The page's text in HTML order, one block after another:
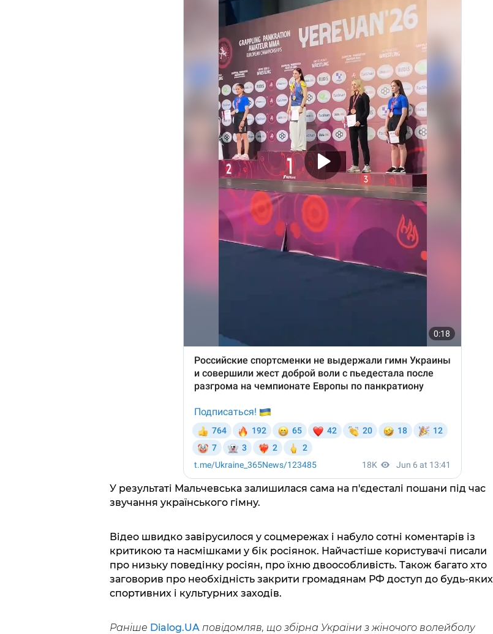
У результаті Мальчевська залишилася сама на п'єдесталі пошани під час
звучання українського гімну.
Відео швидко завірусилося у соцмережах і набуло сотні коментарів із
критикою та насмішками у бік росіянок. Найчастіше користувачі писали
про низьку поведінку росіян, про їхню двоособливість. Також багато хто
заговорив про необхідність закрити громадянам РФ доступ до будь-яких
спортивних і культурних заходів.
Раніше Dialog.UA повідомляв, що збірна України з жіночого волейболу